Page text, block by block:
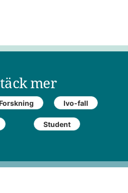
mer
Forskning Ivo-fall
Student